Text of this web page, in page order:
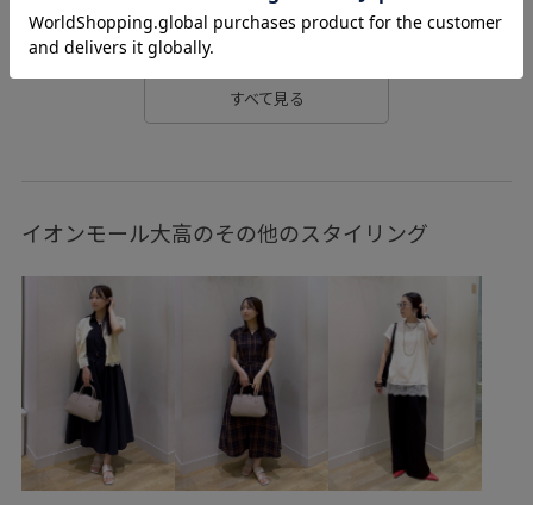
WM羽織_pickup お気に入り登録数上昇中_WOMEN
ウールライクサージ スペシャル_pickup
すべて見る
イオンモール大高のその他のスタイリング